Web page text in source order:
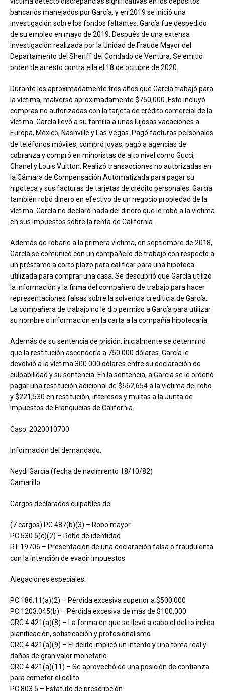
bancarios manejados por García, y en 2019 se inició una
investigación sobre los fondos faltantes. García fue despedido
de su empleo en mayo de 2019. Después de una extensa
investigación realizada por la Unidad de Fraude Mayor del
Departamento del Sheriff del Condado de Ventura, Se emitió
orden de arresto contra ella el 18 de octubre de 2020.
Durante los aproximadamente tres años que García trabajó para
la víctima, malversó aproximadamente $750,000. Esto incluyó
compras no autorizadas con la tarjeta de crédito comercial de la
víctima. García llevó a su familia a unas lujosas vacaciones a
Europa, México, Nashville y Las Vegas. Pagó facturas personales
de teléfonos móviles, compró joyas, pagó a agencias de
cobranza y compró en minoristas de alto nivel como Gucci,
Chanel y Louis Vuitton. Realizó transacciones no autorizadas en
la Cámara de Compensación Automatizada para pagar su
hipoteca y sus facturas de tarjetas de crédito personales. García
también robó dinero en efectivo de un negocio propiedad de la
víctima. García no declaró nada del dinero que le robó a la víctima
en sus impuestos sobre la renta de California.
Además de robarle a la primera víctima, en septiembre de 2018,
García se comunicó con un compañero de trabajo con respecto a
un préstamo a corto plazo para calificar para una hipoteca
utilizada para comprar una casa. Se descubrió que García utilizó
la información y la firma del compañero de trabajo para hacer
representaciones falsas sobre la solvencia crediticia de García.
La compañera de trabajo no le dio permiso a García para utilizar
su nombre o información en la carta a la compañía hipotecaria.
Además de su sentencia de prisión, inicialmente se determinó
que la restitución ascendería a 750.000 dólares. García le
devolvió a la víctima 300.000 dólares entre su declaración de
culpabilidad y su sentencia. En la sentencia, a García se le ordenó
pagar una restitución adicional de $662,654 a la víctima del robo
y $221,530 en restitución, intereses y multas a la Junta de
Impuestos de Franquicias de California.
Caso: 2020010700
Información del demandado:
Neydi García (fecha de nacimiento 18/10/82)
Camarillo
Cargos declarados culpables de:
(7 cargos) PC 487(b)(3) – Robo mayor
PC 530.5(c)(2) – Robo de identidad
RT 19706 – Presentación de una declaración falsa o fraudulenta
con la intención de evadir impuestos
Alegaciones especiales:
PC 186.11(a)(2) – Pérdida excesiva superior a $500,000
PC 1203.045(b) – Pérdida excesiva de más de $100,000
CRC 4.421(a)(8) – La forma en que se llevó a cabo el delito indica
planificación, sofisticación y profesionalismo.
CRC 4.421(a)(9) – El delito implicó un intento y una toma real y
daños de gran valor monetario
CRC 4.421(a)(11) – Se aprovechó de una posición de confianza
para cometer el delito
PC 803.5 – Estatuto de prescripción